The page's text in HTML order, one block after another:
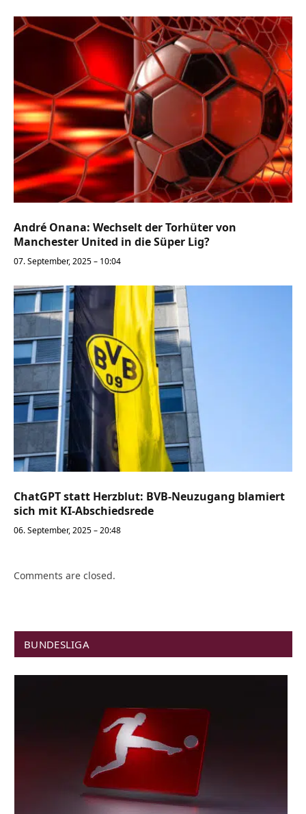
André Onana: Wechselt der Torhüter von
Manchester United in die Süper Lig?
07. September, 2025 – 10:04
ChatGPT statt Herzblut: BVB-Neuzugang blamiert
sich mit KI-Abschiedsrede
06. September, 2025 – 20:48
Comments are closed.
BUNDESLIGA